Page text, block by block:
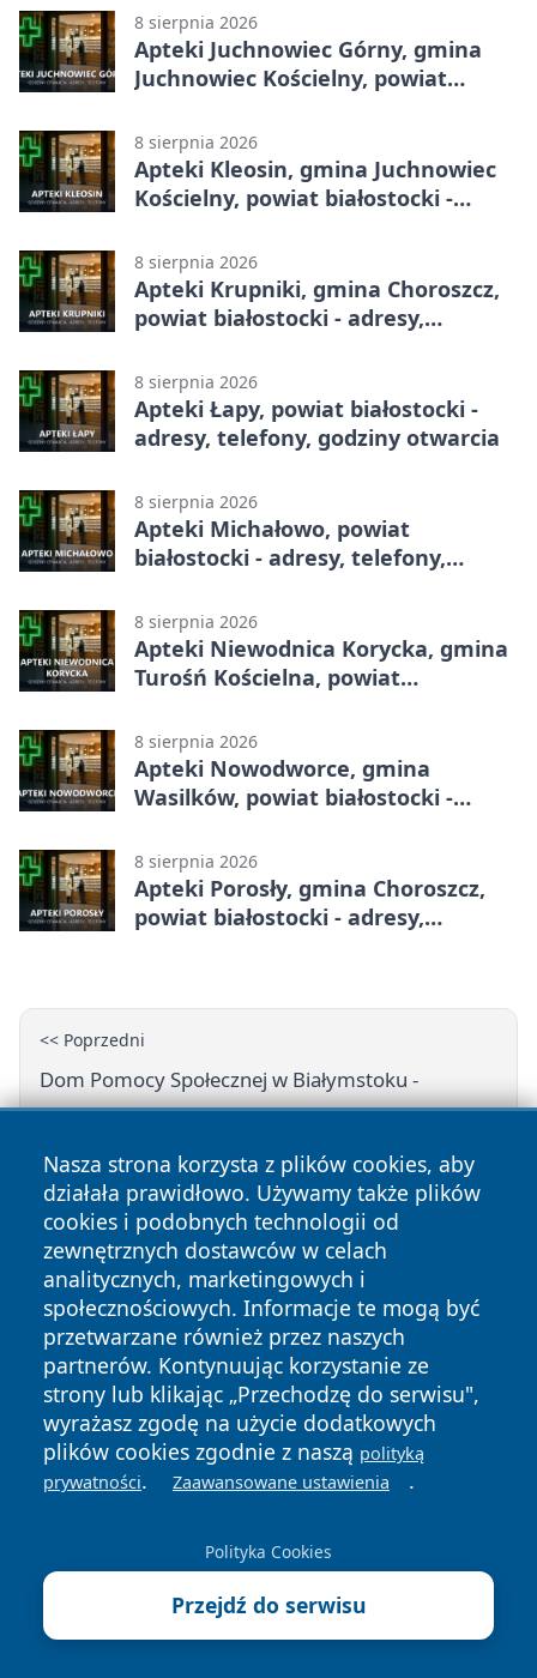
godziny otwarcia
8 sierpnia 2026
Apteki Juchnowiec Górny, gmina
Juchnowiec Kościelny, powiat
godziny otwarcia
8 sierpnia 2026
Apteki Kleosin, gmina Juchnowiec
Kościelny, powiat białostocki -
8 sierpnia 2026
Apteki Krupniki, gmina Choroszcz,
powiat białostocki - adresy,
8 sierpnia 2026
Apteki Łapy, powiat białostocki -
adresy, telefony, godziny otwarcia
8 sierpnia 2026
Apteki Michałowo, powiat
białostocki - adresy, telefony,
8 sierpnia 2026
Apteki Niewodnica Korycka, gmina
Turośń Kościelna, powiat
godziny otwarcia
8 sierpnia 2026
Apteki Nowodworce, gmina
Wasilków, powiat białostocki -
8 sierpnia 2026
Apteki Porosły, gmina Choroszcz,
powiat białostocki - adresy,
<< Poprzedni
Dom Pomocy Społecznej w Białymstoku -
kontakt, warunki przyjęcia i opieka
Następny >>
Wykup i przeniesienie praw do informacji
geologicznej – co warto wiedzieć
Przydatne dane teleadresowe
Centralne Wojskowe Centrum Rekrutacji Ośrodek
Zamiejscowy w Białymstoku - kontakt i nadzór nad
Podlaski Urząd Wojewódzki w Białymstoku -
paszporty, karta pobytu, obywatelstwo
Komisariat Policji IV w Białymstoku - adres, telefon i
Nasza strona korzysta z plików cookies, aby
działała prawidłowo. Używamy także plików
cookies i podobnych technologii od
zewnętrznych dostawców w celach
analitycznych, marketingowych i
społecznościowych. Informacje te mogą być
przetwarzane również przez naszych
partnerów. Kontynuując korzystanie ze
strony lub klikając „Przechodzę do serwisu",
wyrażasz zgodę na użycie dodatkowych
plików cookies zgodnie z naszą polityką
prywatności. Zaawansowane ustawienia .
Polityka Cookies
Przejdź do serwisu